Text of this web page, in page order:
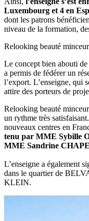
Luxembourg et 4 en
dont les patrons
niveau de la formation,
Relooking beauté
Le concept bien abouti de
a permis de fédérer un
l’export. L’enseigne, qui
attire des porteurs de
Relooking beauté
un rythme très
nouveaux centres en
tenu par MME Sybille
MME Sandrine
L’enseigne a également
dans le quartier de
KLEIN.